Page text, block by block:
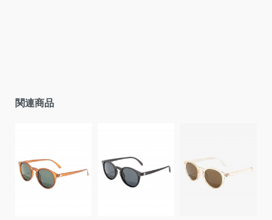
関連商品